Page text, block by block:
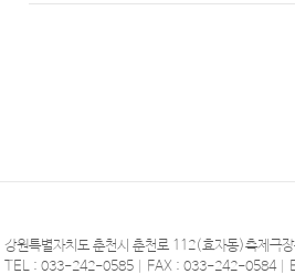
강원특별자치도 춘천시 춘천로 112(효자동)축제극
TEL : 033-242-0585 | FAX : 033-242-0584 |